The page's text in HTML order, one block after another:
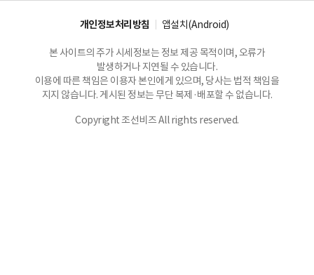
개인정보처리방침 앱설치(Android)
본 사이트의 주가 시세정보는 정보 제공 목적이며, 오류가
발생하거나 지연될 수 있습니다.
이용에 따른 책임은 이용자 본인에게 있으며, 당사는 법적 책임을
지지 않습니다. 게시된 정보는 무단 복제·배포할 수 없습니다.
Copyright 조선비즈 All rights reserved.